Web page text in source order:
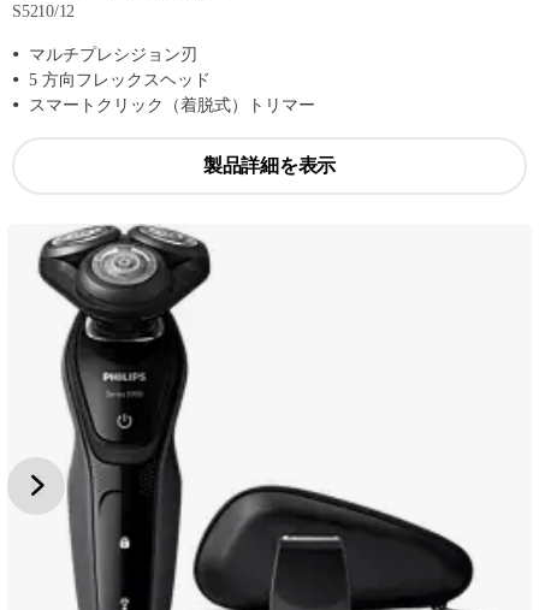
S5210/12
マルチプレシジョン刃
5 方向フレックスヘッド
スマートクリック（着脱式）トリマー
製品詳細を表示